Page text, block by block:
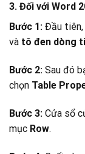
3. Đối với Word
Bước 1: Đầu tiên,
và tô đen dòng
Bước 2: Sau đó
chọn Table
Bước 3: Cửa sổ
mục Row.